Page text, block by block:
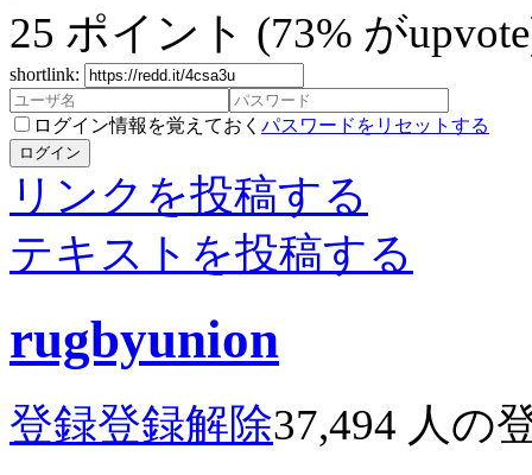
25 ポイント (73% が
shortlink:
ログイン情報を覚えておく パスワードをリセットする
ログイン
リンクを投稿する
テキストを投稿する
rugbyunion
登録登録解除37,494 人の